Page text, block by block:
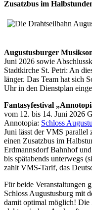
Zusatzbus im
Augustusburger
Juni 2026 sowie
Stadtkirche St. Petri: An
länger. Das Team hat sich
Uhr in den Dienstplan
Fantasyfestival
vom 12. bis 14. Juni 2026
Annotopia: Schloss
Juni lässt der VMS parallel
einen Zusatzbus im
Erdmannsdorf Bahnhof
bis spätabends unterwegs
zahlt VMS-Tarif, das
Für beide Veranstaltungen
Schloss Augustusburg mit
damit optimal möglich! Die